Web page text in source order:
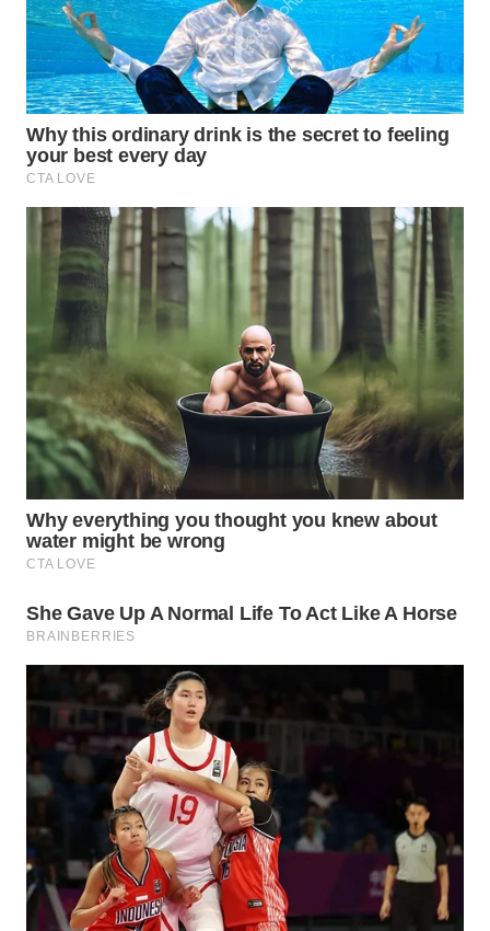
WN
SUKABUMI
WN
PURWAKARTA
PRIANGAN
TIMUR
WN
SEMARANG
WN
SOLO
WN
BOROBUDUR
WN
MADURA
WN
WN
NATUNA
WN
WN
MANDALIKA